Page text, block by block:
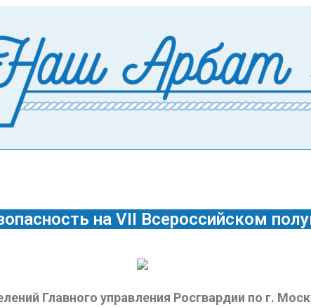
на VII Всероссийском
Главного управления Росгвардии по г.